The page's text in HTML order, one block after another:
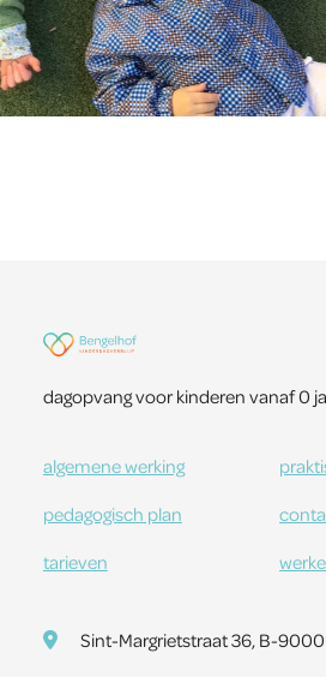
dagopvang voor kinderen vanaf 0
algemene werking
pedagogisch plan
tarieven
Sint-Margrietstraat 36, B-